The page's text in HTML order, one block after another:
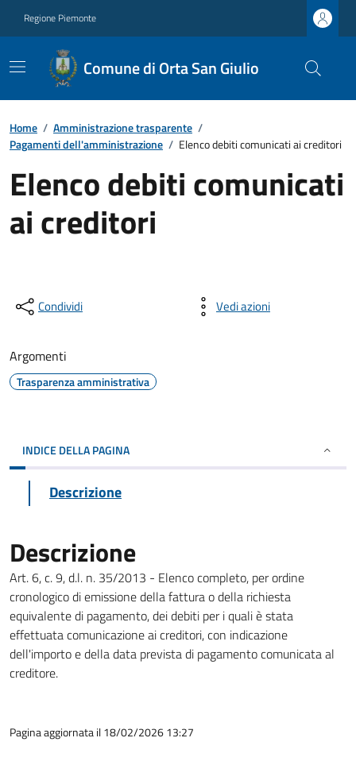
Regione Piemonte
Comune di Orta San Giulio
Home / Amministrazione trasparente /
Pagamenti dell'amministrazione / Elenco debiti comunicati ai creditori
Elenco debiti comunicati
ai creditori
Condividi Vedi azioni
Argomenti
Trasparenza amministrativa
INDICE DELLA PAGINA
Descrizione
Descrizione
Art. 6, c. 9, d.l. n. 35/2013 - Elenco completo, per ordine
cronologico di emissione della fattura o della richiesta
equivalente di pagamento, dei debiti per i quali è stata
effettuata comunicazione ai creditori, con indicazione
dell'importo e della data prevista di pagamento comunicata al
creditore.
Pagina aggiornata il 18/02/2026 13:27